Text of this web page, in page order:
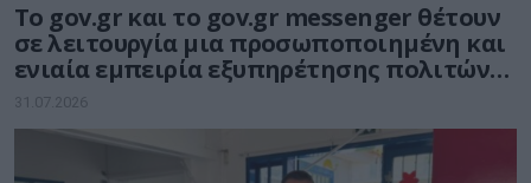
Το gov.gr και το gov.gr messenger θέτουν
σε λειτουργία μια προσωποποιημένη και
ενιαία εμπειρία εξυπηρέτησης πολιτών
και επιχειρήσεων
31.07.2026